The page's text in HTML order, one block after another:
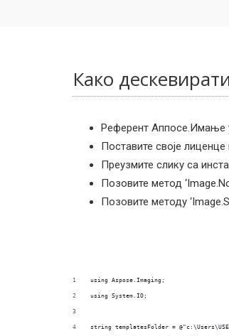
Како
Референт Аппосе.Имање
Поставите своје
Преузмите слику са
Позовите метод
Позовите методу